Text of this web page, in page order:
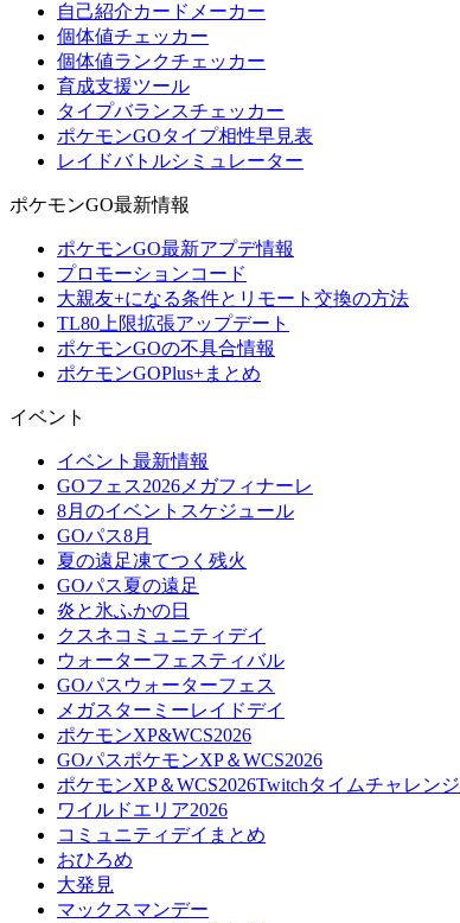
自己紹介カードメーカー
個体値チェッカー
個体値ランクチェッカー
育成支援ツール
タイプバランスチェッカー
ポケモンGOタイプ相性早見表
レイドバトルシミュレーター
ポケモンGO最新情報
ポケモンGO最新アプデ情報
プロモーションコード
大親友+になる条件とリモート交換の方法
TL80上限拡張アップデート
ポケモンGOの不具合情報
ポケモンGOPlus+まとめ
イベント
イベント最新情報
GOフェス2026メガフィナーレ
8月のイベントスケジュール
GOパス8月
夏の遠足凍てつく残火
GOパス夏の遠足
炎と氷ふかの日
クスネコミュニティデイ
ウォーターフェスティバル
GOパスウォーターフェス
メガスターミーレイドデイ
ポケモンXP&WCS2026
GOパスポケモンXP＆WCS2026
ポケモンXP＆WCS2026Twitchタイムチャレンジ
ワイルドエリア2026
コミュニティデイまとめ
おひろめ
大発見
マックスマンデー